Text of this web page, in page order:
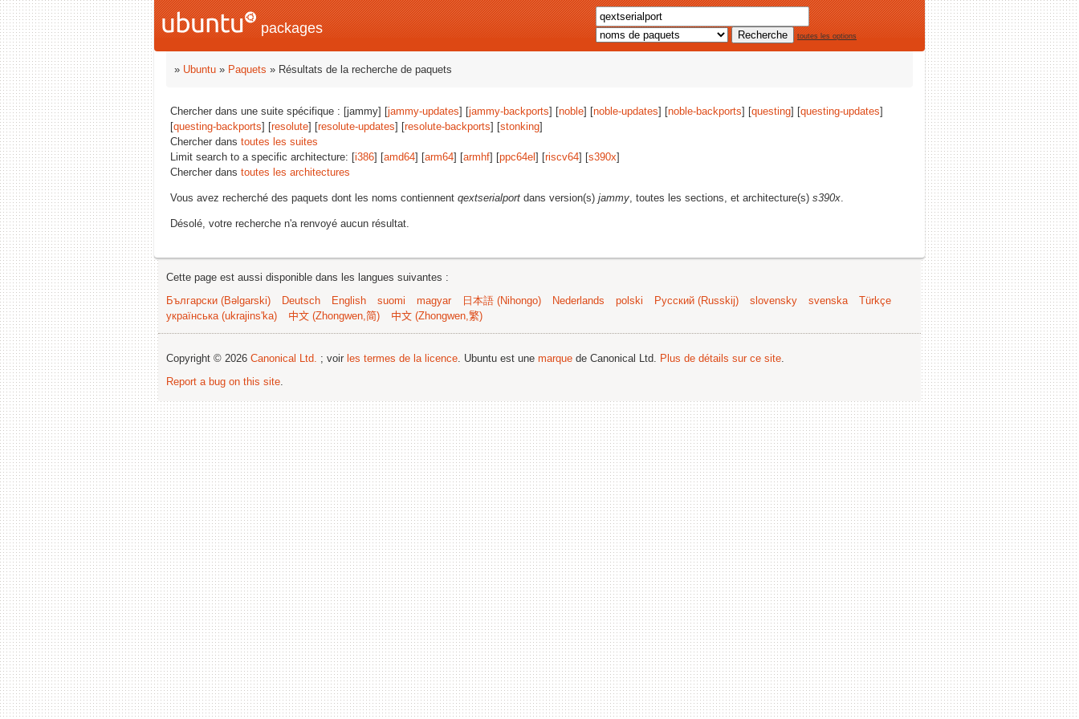
packages toutes les options
» Ubuntu » Paquets » Résultats de la recherche de paquets
Chercher dans une suite spécifique : [jammy] [jammy-updates] [jammy-backports] [noble] [noble-updates] [noble-backports] [questing] [questing-updates]
[questing-backports] [resolute] [resolute-updates] [resolute-backports] [stonking]
Chercher dans toutes les suites
Limit search to a specific architecture: [i386] [amd64] [arm64] [armhf] [ppc64el ] [riscv64] [s390x]
Chercher dans toutes les architectures
Vous avez recherché des paquets dont les noms contiennent qextserialport dans version(s) jammy, toutes les sections, et architecture(s) s390x.
Désolé, votre recherche n'a renvoyé aucun résultat.
Cette page est aussi disponible dans les langues suivantes :
Български (Bəlgarski)
Deutsch English suomi magyar 日本語 (Nihongo) Nederlands polski Русский (Russkij) slovensky svenska
Türkçe
українська (ukrajins'ka)
中文 (Zhongwen,简) 中文 (Zhongwen,繁)
Copyright © 2026 Canonical Ltd. ; voir les termes de la licence. Ubuntu est une marque de Canonical Ltd. Plus de détails sur ce site.
Report a bug on this site.